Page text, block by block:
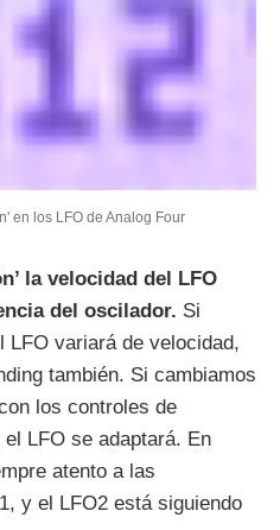
en los LFO de Analog Four
la velocidad del LFO
del oscilador. Si
variará de velocidad,
también. Si cambiamos
los controles de
LFO se adaptará. En
atento a las
y el LFO2 está siguiendo